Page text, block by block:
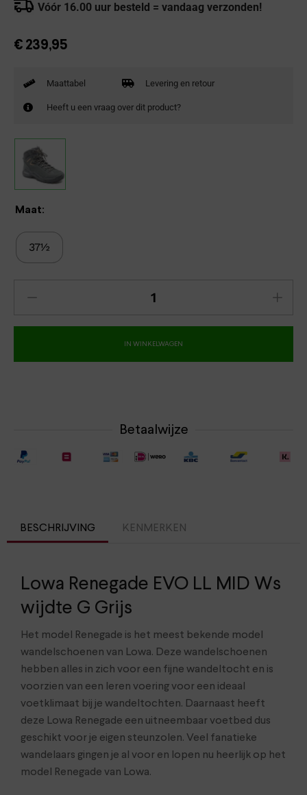
Vóór 16.00 uur besteld = vandaag verzonden!
€ 239,95
Maattabel Levering en retour
Heeft u een vraag over dit product?
Maat:
37½
IN WINKELWAGEN
Betaalwijze
BESCHRIJVING KENMERKEN
Lowa Renegade EVO LL MID Ws
wijdte G Grijs
Het model Renegade is het meest bekende model
wandelschoenen van Lowa. Deze wandelschoenen
hebben alles in zich voor een fijne wandeltocht en is
voorzien van een leren voering voor een ideaal
voetklimaat bij je wandeltochten. Daarnaast heeft
deze Lowa Renegade een uitneembaar voetbed dus
geschikt voor je eigen steunzolen. Veel fanatieke
wandelaars gingen je al voor en lopen nu heerlijk op het
model Renegade van Lowa.